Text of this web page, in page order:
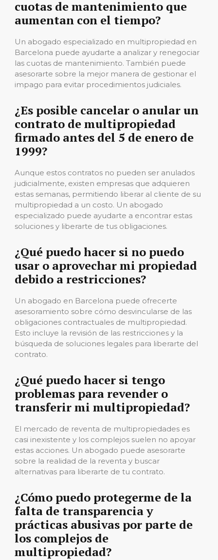
cuotas de mantenimiento que
aumentan con el tiempo?
Un abogado especializado en multipropiedad en
Barcelona puede ayudarte a analizar y renegociar
las cuotas de mantenimiento. También puede
asesorarte sobre la mejor manera de gestionar el
impago para evitar procedimientos judiciales.
¿Es posible cancelar o anular un
contrato de multipropiedad
firmado antes del 5 de enero de
1999?
Aunque estos contratos no pueden ser anulados
judicialmente, existen empresas que adquieren
estas semanas, permitiendo liberar al cliente de su
multipropiedad a un costo. Un abogado
especializado puede ayudarte a encontrar estas
soluciones y liberarte de tus obligaciones.
¿Qué puedo hacer si no puedo
usar o aprovechar mi propiedad
debido a restricciones?
Un abogado en Barcelona puede ofrecerte
asesoramiento sobre cómo desvincularse de las
obligaciones contractuales de multipropiedad.
Esto incluye la revisión de las restricciones y la
búsqueda de soluciones legales para liberarte del
contrato.
¿Qué puedo hacer si tengo
problemas para revender o
transferir mi multipropiedad?
El mercado de reventa de multipropiedades es
casi inexistente y los complejos suelen no apoyar
estas acciones. Un abogado puede asesorarte
sobre la realidad de la reventa y buscar
alternativas para liberarte de tu contrato.
¿Cómo puedo protegerme de la
falta de transparencia y
prácticas abusivas por parte de
los complejos de
multipropiedad?